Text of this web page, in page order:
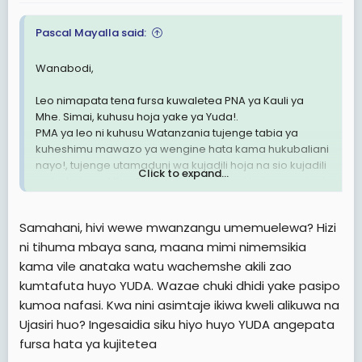
Thread 'Simai kujiuzulu ni ushujaa mkubwa kama Nyerere alivyojiuzulu U-PM. Anastahili pongezi, lawama, shutuma, na kukaliwa vikao au apewe maua yake?'
Feb 9, 2024
Wanabodi,
Hii ni makala yangu kwenye gazeti la Nipashe
Pascal Mayalla said:
Wanabodi,
Leo nimapata tena fursa kuwaletea PNA ya Kauli ya
Mhe. Simai, kuhusu hoja yake ya Yuda!.
PMA ya leo ni kuhusu Watanzania tujenge tabia ya
kuheshimu mawazo ya wengine hata kama hukubaliani
nayo!, tujenge utamaduni wa kujadili hoja na sio kujadili
watu, hoja ya Mhe. Simai kuhusu Yuda, ni hoja ya msingi,
usaliti, sio mtu mwema, , mkiwa vitani kwenye mstari wa
mbele, akitokea mtu akafanya usaliti, akigundulika
hushughulikiwa hapo hapo bila kucheleweshwa, hivyo
kama ni kweli kuna viongozi wasaliti, wasionewe aibu,
watajwe kwa majina yao sio majina ya kificho, na usaliti
wao, utawekwa hadharani, tuujue, ukithibitishwa,
hawatufai!. Hivyo Mhe. Simai ni mtu jasiri, kweli kweli,
kule nyuma aliwahi kuwa shujaa wangu, na kitendo cha
Click to expand...
Samahani, hivi wewe mwanzangu umemuelewa? Hizi
ni tihuma mbaya sana, maana mimi nimemsikia
kama vile anataka watu wachemshe akili zao
kumtafuta huyo YUDA. Wazae chuki dhidi yake pasipo
kumoa nafasi. Kwa nini asimtaje ikiwa kweli alikuwa na
Ujasiri huo? Ingesaidia siku hiyo huyo YUDA angepata
fursa hata ya kujitetea